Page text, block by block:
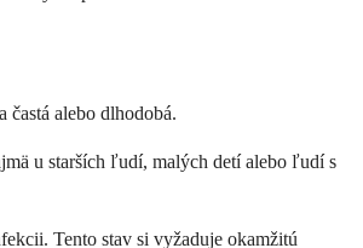
alebo dlhodobá.
u starších ľudí, malých detí alebo ľudí s
Tento stav si vyžaduje okamžitú